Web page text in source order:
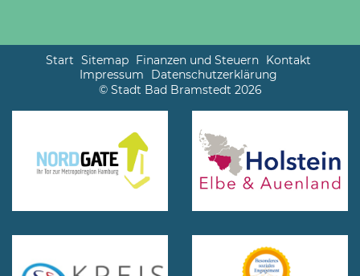
Start Sitemap Finanzen und Steuern Kontakt
Impressum
Datenschutzerklärung
© Stadt Bad Bramstedt 2026